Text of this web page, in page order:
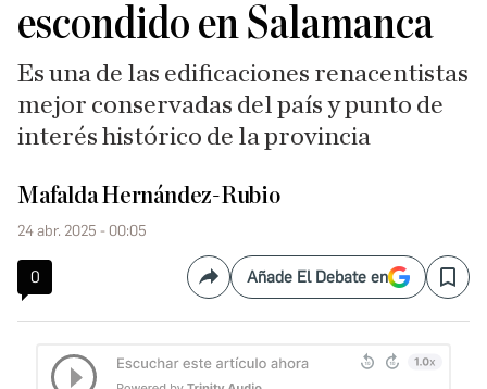
escondido en Salamanca
Es una de las edificaciones renacentistas
mejor conservadas del país y punto de
interés histórico de la provincia
Mafalda Hernández-Rubio
24 abr. 2025 - 00:05
0 CompartirAñade El Debate en Save